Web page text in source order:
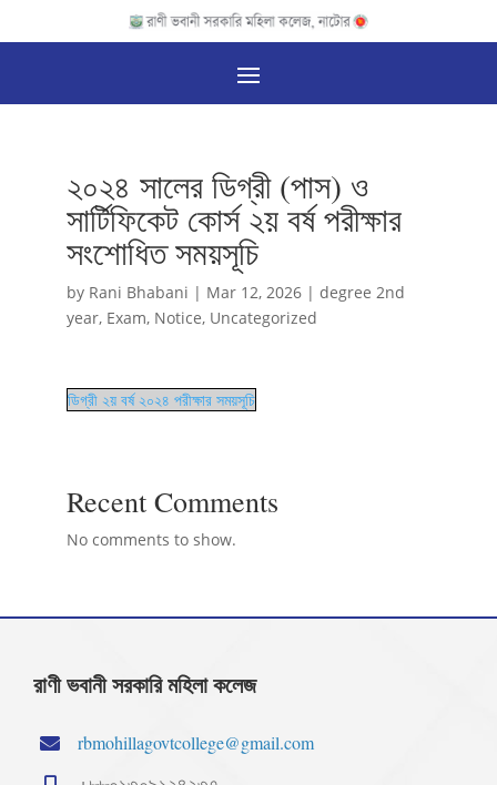
২০২৪ সালের ডিগ্রী (পাস) ও
সার্টিফিকেট কোর্স ২য় বর্ষ পরীক্ষার
সংশোধিত সময়সূচি
by Rani Bhabani | Mar 12, 2026| degree 2nd
year, Exam, Notice, Uncategorized
ডিগ্রী ২য় বর্ষ ২০২৪ পরীক্ষার সময়সূচি
Recent Comments
No comments to show.
রাণী ভবানী সরকারি মহিলা কলেজ
rbmohillagovtcollege@gmail.com